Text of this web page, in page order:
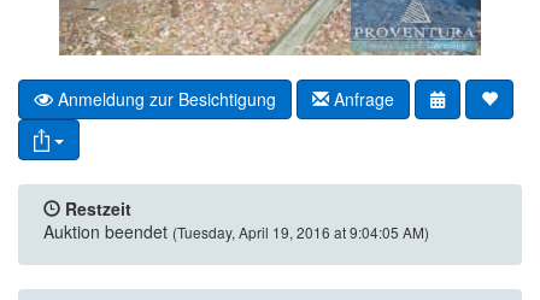
Anmeldung zur Besichtigung Anfrage
Restzeit
Auktion beendet (Tuesday, April 19, 2016 at 9:04:05 AM)